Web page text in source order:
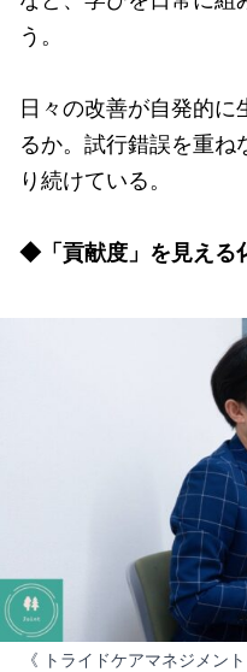
う。
日々の改善が自発的
るか。試行錯誤を重
り続けている。
◆「貢献度」を見える
《 トライドケアマネジメン